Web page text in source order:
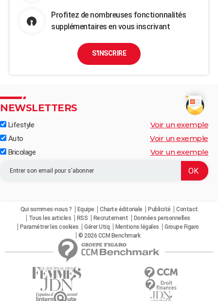
Profitez de nombreuses fonctionnalités
supplémentaires en vous inscrivant
S'INSCRIRE
NEWSLETTERS
Lifestyle Voir un exemple
Auto Voir un exemple
Bricolage Voir un exemple
Qui sommes-nous ? Equipe Charte éditoriale Publicité
Contact
Tous les articles
RSS Recrutement
Données personnelles
Paramétrer les cookies
Gérer Utiq Mentions légales
Groupe Figaro
© 2026 CCM Benchmark